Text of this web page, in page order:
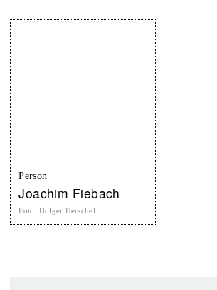
Person
Joachim Fiebach
Foto: Holger Herschel